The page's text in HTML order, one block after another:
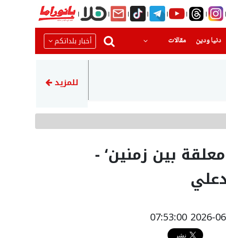
دنيا ودين
(current) مقالات أخبار بلداتكم
المحامي راضي نجم يتحدث
للمزيد
بين زمنين‘ -